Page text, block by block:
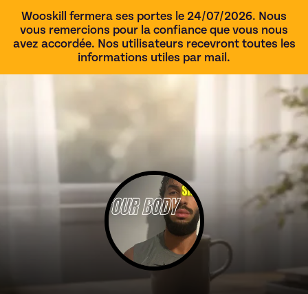
Wooskill fermera ses portes le 24/07/2026. Nous
vous remercions pour la confiance que vous nous
avez accordée. Nos utilisateurs recevront toutes les
informations utiles par mail.